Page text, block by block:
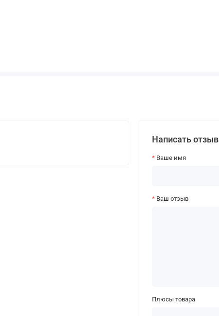
Написать отзыв
Ваше имя
Ваш отзыв
Плюсы товара